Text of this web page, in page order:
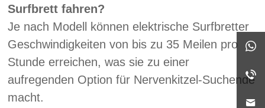
Surfbrett fahren?
Je nach Modell können elektrische Surfbretter
Geschwindigkeiten von bis zu 35 Meilen pro
Stunde erreichen, was sie zu einer
aufregenden Option für Nervenkitzel-Suchende
macht.